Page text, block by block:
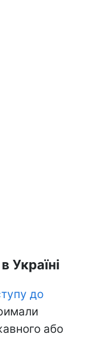
Україні
до
або